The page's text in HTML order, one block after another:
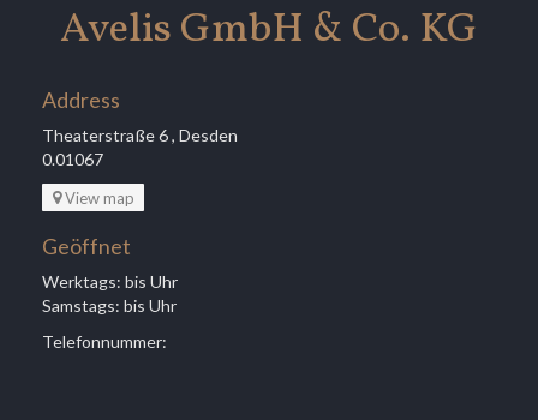
Avelis GmbH & Co. KG
Address
Theaterstraße 6 , Desden
0.01067
View map
Geöffnet
Werktags: bis Uhr
Samstags: bis Uhr
Telefonnummer: